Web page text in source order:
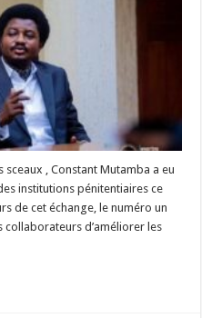
, Constant Mutamba a eu
institutions pénitentiaires ce
de cet échange, le numéro un
collaborateurs d’améliorer les